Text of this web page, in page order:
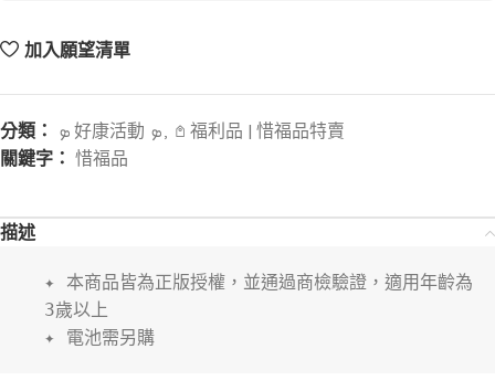
加入願望清單
分類： ܤ 好康活動 ܤ, 𖤘 福利品 | 惜福品特賣
關鍵字： 惜福品
描述
✦ 本商品皆為正版授權，並通過商檢驗證，適用年齡為
3歲以上
✦ 電池需另購